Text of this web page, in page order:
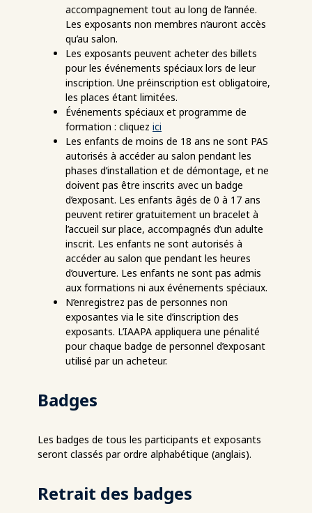
accompagnement tout au long de l’année.
Les exposants non membres n’auront accès
qu’au salon.
Les exposants peuvent acheter des billets
pour les événements spéciaux lors de leur
inscription. Une préinscription est obligatoire,
les places étant limitées.
Événements spéciaux et programme de
formation : cliquez ici
Les enfants de moins de 18 ans ne sont PAS
autorisés à accéder au salon pendant les
phases d’installation et de démontage, et ne
doivent pas être inscrits avec un badge
d’exposant. Les enfants âgés de 0 à 17 ans
peuvent retirer gratuitement un bracelet à
l’accueil sur place, accompagnés d’un adulte
inscrit. Les enfants ne sont autorisés à
accéder au salon que pendant les heures
d’ouverture. Les enfants ne sont pas admis
aux formations ni aux événements spéciaux.
N’enregistrez pas de personnes non
exposantes via le site d’inscription des
exposants. L’IAAPA appliquera une pénalité
pour chaque badge de personnel d’exposant
utilisé par un acheteur.
Badges
Les badges de tous les participants et exposants
seront classés par ordre alphabétique (anglais).
Retrait des badges